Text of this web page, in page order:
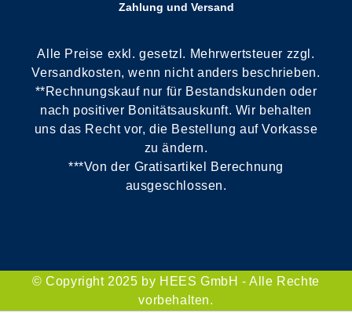
Zahlung und Versand
Alle Preise exkl. gesetzl. Mehrwertsteuer zzgl.
Versandkosten, wenn nicht anders beschrieben.
**Rechnungskauf nur für Bestandskunden oder
nach positiver Bonitätsauskunft. Wir behalten
uns das Recht vor, die Bestellung auf Vorkasse
zu ändern.
***Von der Gratisartikel Berechnung
ausgeschlossen.
© Copyright 2025 by HEES GmbH - Alle Rechte
vorbehalten.